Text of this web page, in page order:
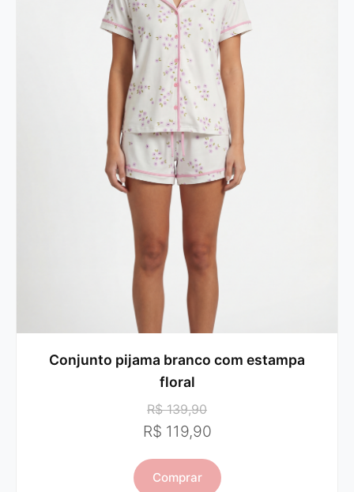
Conjunto pijama branco com estampa
floral
R$ 139,90
R$ 119,90
Comprar